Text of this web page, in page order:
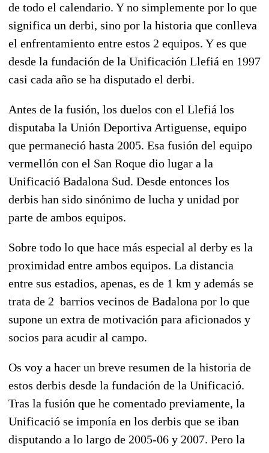
de todo el calendario. Y no simplemente por lo que
significa un derbi, sino por la historia que conlleva
el enfrentamiento entre estos 2 equipos. Y es que
desde la fundación de la Unificación Llefiá en 1997
casi cada año se ha disputado el derbi.
Antes de la fusión, los duelos con el Llefiá los
disputaba la Unión Deportiva Artiguense, equipo
que permaneció hasta 2005. Esa fusión del equipo
vermellón con el San Roque dio lugar a la
Unificació Badalona Sud. Desde entonces los
derbis han sido sinónimo de lucha y unidad por
parte de ambos equipos.
Sobre todo lo que hace más especial al derby es la
proximidad entre ambos equipos. La distancia
entre sus estadios, apenas, es de 1 km y además se
trata de 2 barrios vecinos de Badalona por lo que
supone un extra de motivación para aficionados y
socios para acudir al campo.
Os voy a hacer un breve resumen de la historia de
estos derbis desde la fundación de la Unificació.
Tras la fusión que he comentado previamente, la
Unificació se imponía en los derbis que se iban
disputando a lo largo de 2005-06 y 2007. Pero la